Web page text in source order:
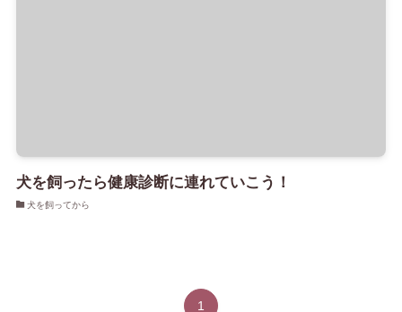
犬を飼ったら健康診断に連れていこう！
犬を飼ってから
1